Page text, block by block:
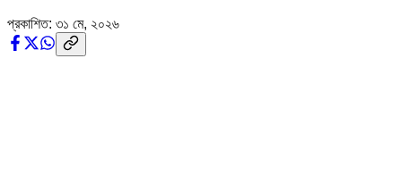
প্রকাশিত: ৩১ মে, ২০২৬